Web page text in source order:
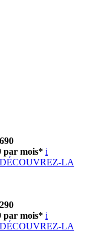
par mois* i
DÉCOUVREZ-LA
par mois* i
DÉCOUVREZ-LA